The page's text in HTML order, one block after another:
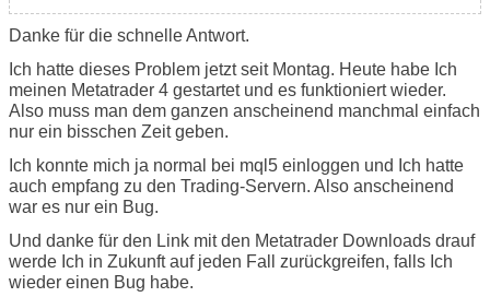
Danke für die schnelle Antwort.
Ich hatte dieses Problem jetzt seit Montag. Heute habe Ich
meinen Metatrader 4 gestartet und es funktioniert wieder.
Also muss man dem ganzen anscheinend manchmal einfach
nur ein bisschen Zeit geben.
Ich konnte mich ja normal bei mql5 einloggen und Ich hatte
auch empfang zu den Trading-Servern. Also anscheinend
war es nur ein Bug.
Und danke für den Link mit den Metatrader Downloads drauf
werde Ich in Zukunft auf jeden Fall zurückgreifen, falls Ich
wieder einen Bug habe.